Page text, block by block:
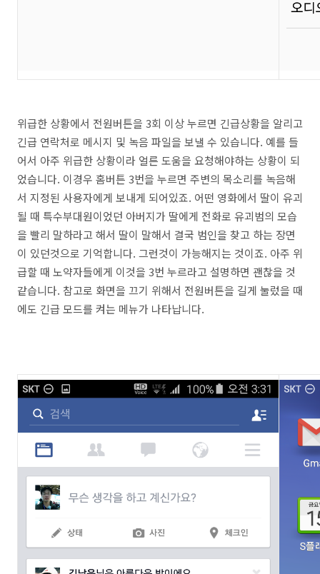
위급한 상황에서 전원버튼을 3회 이상 누르면 긴급상황을 알리고
긴급 연락처로 메시지 및 녹음 파일을 보낼 수 있습니다. 예를 들
어서 아주 위급한 상황이라 얼른 도움을 요청해야하는 상황이 되
었습니다. 이경우 홈버튼 3번을 누르면 주변의 목소리를 녹음해
서 지정된 사용자에게 보내게 되어있죠. 어떤 영화에서 딸이 유괴
될 때 특수부대원이었던 아버지가 딸에게 전화로 유괴범의 모습
을 빨리 말하라고 해서 딸이 말해서 결국 범인을 찾고 하는 장면
이 있던것으로 기억합니다. 그런것이 가능해지는 것이죠. 아주 위
급할 때 노약자들에게 이것을 3번 누르라고 설명하면 괜찮을 것
같습니다. 참고로 화면을 끄기 위해서 전원버튼을 길게 눌렀을 때
에도 긴급 모드를 켜는 메뉴가 나타납니다.